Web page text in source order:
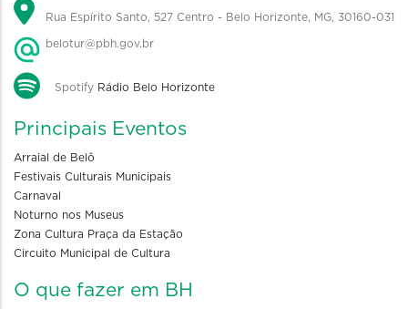
Rua Espírito Santo, 527 Centro - Belo Horizonte, MG, 30160-031
belotur@pbh.gov.br
Spotify Rádio Belo Horizonte
Principais Eventos
Arraial de Belô
Festivais Culturais Municipais
Carnaval
Noturno nos Museus
Zona Cultura Praça da Estação
Circuito Municipal de Cultura
O que fazer em BH